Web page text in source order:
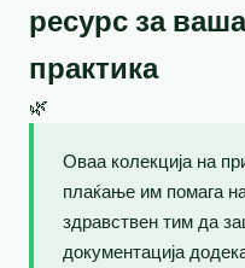
ресурс за
практика
🌿
Оваа колекција на
плаќање им помага
здравствен тим да
документација